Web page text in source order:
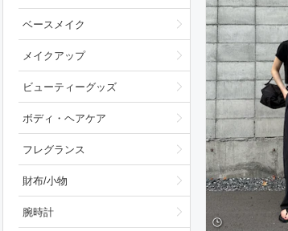
ベースメイク
メイクアップ
ビューティーグッズ
ボディ・ヘアケア
フレグランス
財布/小物
腕時計